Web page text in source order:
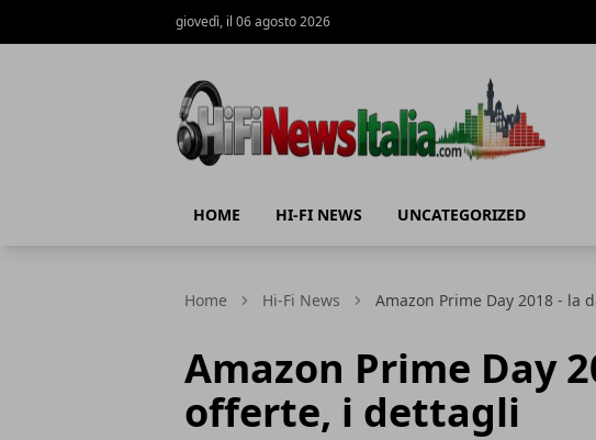
giovedì, il 06 agosto 2026
HOME HI-FI NEWS UNCATEGORIZED
Home Hi-Fi News Amazon Prime Day 2018 - la
Amazon Prime Day
offerte, i dettagli